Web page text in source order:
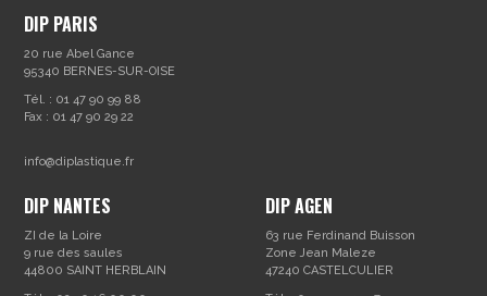
DIP PARIS
20 rue Abel Gance
95340 BERNES-SUR-OISE
Tél. : 01 47 90 99 88
Fax : 01 47 90 29 22
info@diplastique.fr
DIP NANTES
ZI de la Loire
9 rue des saules
44800 SAINT HERBLAIN
DIP AGEN
63 rue Ferdinand Buisson
Zone Jean Maleze
47240 CASTELCULIER